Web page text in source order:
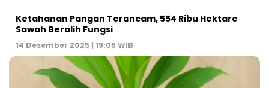
Ketahanan Pangan Terancam, 554 Ribu Hektare
Sawah Beralih Fungsi
14 Desember 2025 | 19:05 WIB